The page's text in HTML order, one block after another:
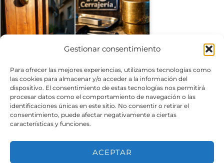
Gestionar consentimiento
Para ofrecer las mejores experiencias, utilizamos tecnologías como
las cookies para almacenar y/o acceder a la información del
dispositivo. El consentimiento de estas tecnologías nos permitirá
procesar datos como el comportamiento de navegación o las
identificaciones únicas en este sitio. No consentir o retirar el
consentimiento, puede afectar negativamente a ciertas
características y funciones.
ACEPTAR
mejores servicios de
mejores cerrajerías
¿Qué servicios de
cerrajería ofrecen
¿Qué servicios de
cerrajería son más